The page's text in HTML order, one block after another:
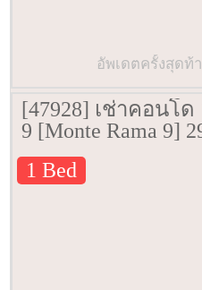
อัพเดตครั้งสุดท้
[47928] เช่าคอนโ
9 [Monte Rama 9]
1 Bed